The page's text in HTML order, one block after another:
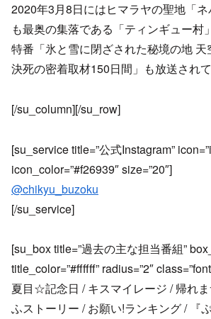
2020年3月8日にはヒマラヤの聖地「
も最奥の集落である「ティンギュー村
特番「氷と雪に閉ざされた秘境の地
決死の密着取材150日間」も放送され
[/su_column][/su_row]
[su_service title=”公式Instagram”
icon_color=”#f26939″ size=”20″]
@chikyu_buzoku
[/su_service]
[su_box title=”過去の主な担当番組”
title_color=”#ffffff” radius=”2″
夏目☆記念日 / キスマイレージ / 帰れ
ふストーリー / お願い!ランキング / 『